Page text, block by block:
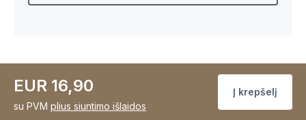
EUR 16,90
su PVM plius siuntimo išlaidos
Į krepšelį